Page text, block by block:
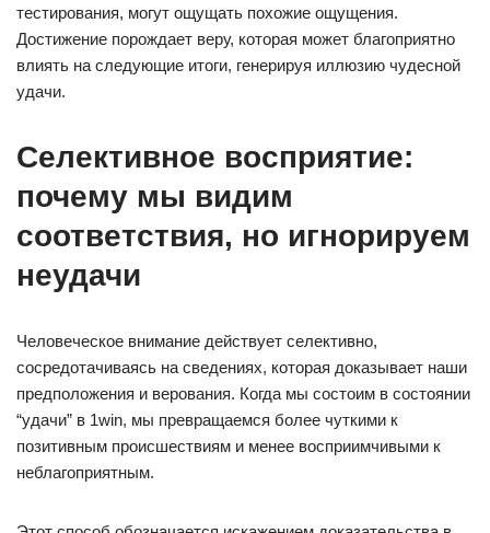
тестирования, могут ощущать похожие ощущения.
Достижение порождает веру, которая может благоприятно
влиять на следующие итоги, генерируя иллюзию чудесной
удачи.
Селективное восприятие:
почему мы видим
соответствия, но игнорируем
неудачи
Человеческое внимание действует селективно,
сосредотачиваясь на сведениях, которая доказывает наши
предположения и верования. Когда мы состоим в состоянии
“удачи” в 1win, мы превращаемся более чуткими к
позитивным происшествиям и менее восприимчивыми к
неблагоприятным.